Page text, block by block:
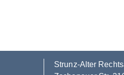
Strunz-Alter